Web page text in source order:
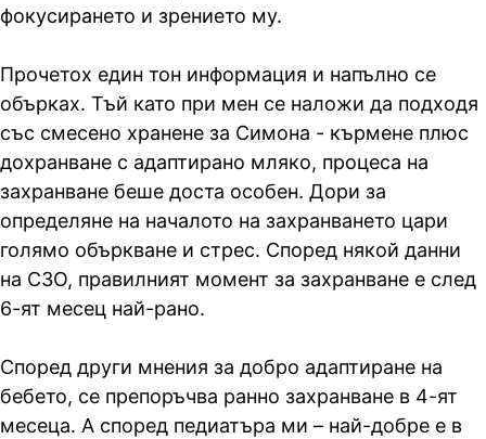
фокусирането и зрението му.
Прочетох един тон информация и напълно се
обърках. Тъй като при мен се наложи да подходя
със смесено хранене за Симона - кърмене плюс
дохранване с адаптирано мляко, процеса на
захранване беше доста особен. Дори за
определяне на началото на захранването цари
голямо объркване и стрес. Според някой данни
на СЗО, правилният момент за захранване е след
6-ят месец най-рано.
Според други мнения за добро адаптиране на
бебето, се препоръчва ранно захранване в 4-ят
месеца. А според педиатъра ми – най-добре е в